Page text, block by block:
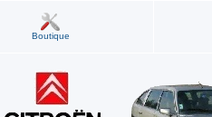
Boutique